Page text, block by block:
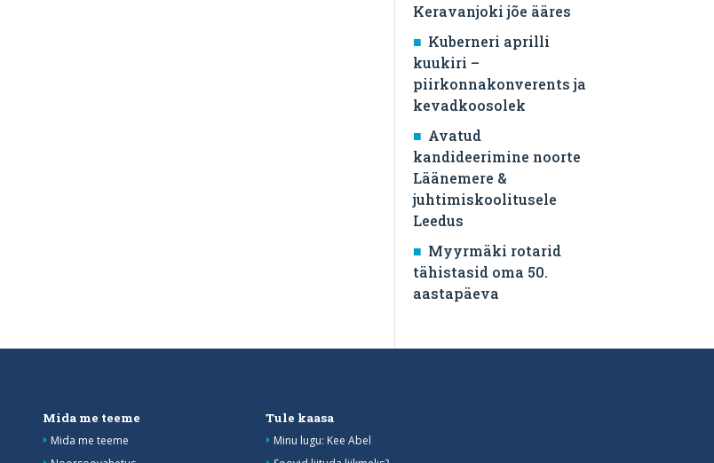
Keravanjoki jõe ääres
Kuberneri aprilli
kuukiri –
piirkonnakonverents ja
kevadkoosolek
Avatud
kandideerimine noorte
Läänemere &
juhtimiskoolitusele
Leedus
Myyrmäki rotarid
tähistasid oma 50.
aastapäeva
Mida me teeme
Mida me teeme
Tule kaasa
Minu lugu: Kee Abel